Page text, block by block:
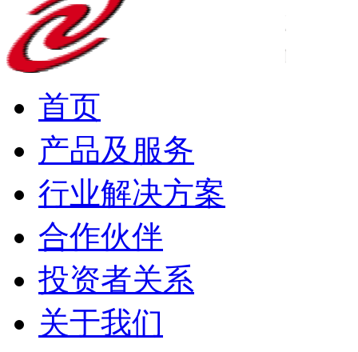
首页
产品及服务
行业解决方案
合作伙伴
投资者关系
关于我们